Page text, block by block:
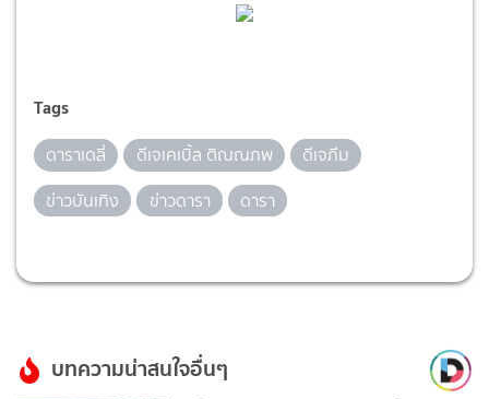
Tags
ดาราเดลี่ ดีเจเคเบิ้ล ติณณภพ
ดีเจภีม
ข่าวบันเทิง
ข่าวดารา ดารา
บทความน่าสนใจอื่นๆ